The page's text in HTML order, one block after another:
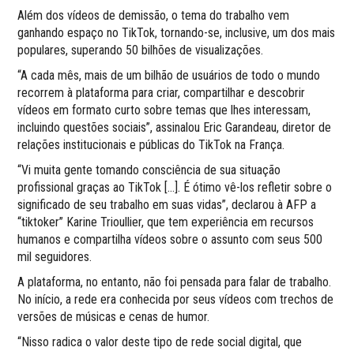
Além dos vídeos de demissão, o tema do trabalho vem
ganhando espaço no TikTok, tornando-se, inclusive, um dos mais
populares, superando 50 bilhões de visualizações.
“A cada mês, mais de um bilhão de usuários de todo o mundo
recorrem à plataforma para criar, compartilhar e descobrir
vídeos em formato curto sobre temas que lhes interessam,
incluindo questões sociais”, assinalou Eric Garandeau, diretor de
relações institucionais e públicas do TikTok na França.
“Vi muita gente tomando consciência de sua situação
profissional graças ao TikTok […]. É ótimo vê-los refletir sobre o
significado de seu trabalho em suas vidas”, declarou à AFP a
“tiktoker” Karine Trioullier, que tem experiência em recursos
humanos e compartilha vídeos sobre o assunto com seus 500
mil seguidores.
A plataforma, no entanto, não foi pensada para falar de trabalho.
No início, a rede era conhecida por seus vídeos com trechos de
versões de músicas e cenas de humor.
“Nisso radica o valor deste tipo de rede social digital, que